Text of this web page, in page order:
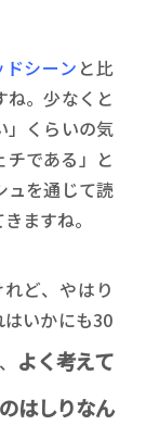
シーン と比
ね。少なくと
」くらいの気
チである」と
ュを通じて読
ますね。
ど、やはり
はいかにも30
よく考えて
はしりなん